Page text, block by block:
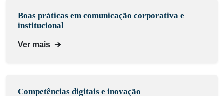
Boas práticas em comunicação corporativa e
institucional
Ver mais ➔
Competências digitais e inovação